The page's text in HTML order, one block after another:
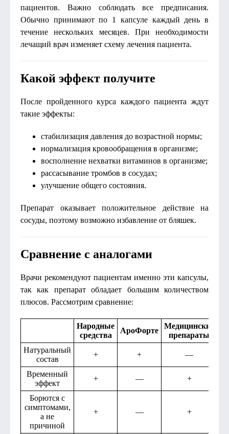
пациентов. Важно соблюдать все предписания.
Обычно принимают по 1 капсуле каждый день в
течение нескольких месяцев. При необходимости
лечащий врач изменяет схему лечения пациента.
Какой эффект получите
После пройденного курса каждого пациента ждут
такие эффекты:
стабилизация давления до возрастной нормы;
нормализация кровообращения в организме;
восполнение нехватки витаминов в организме;
рассасывание тромбов в сосудах;
улучшение общего состояния.
Препарат оказывает положительное действие на
сосуды, поэтому возможно избавление от бляшек.
Сравнение с аналогами
Врачи рекомендуют пациентам именно эти капсулы,
так как препарат обладает большим количеством
плюсов. Рассмотрим сравнение:
Народные
средства
АроФорте
Медицинские
препараты
Натуральный
состав
+ + —
Временный
эффект
+ — +
Борются с
симптомами,
а не
причиной
+ — +